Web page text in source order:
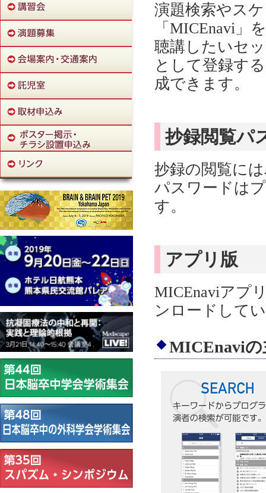
演題検索やス
「MICEnavi」
聴講したいセ
として登録す
成できます。
抄録閲覧パ
抄録の閲覧に
パスワードは
す。
アプリ版
MICEnaviアプ
ンロードして
MICEnaviの